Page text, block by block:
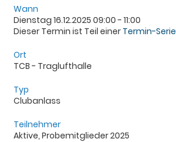
Wann
Dienstag 16.12.2025 09:00 - 11:00
Dieser Termin ist Teil einer Termin-Serie
Ort
TCB - Traglufthalle
Typ
Clubanlass
Teilnehmer
Aktive, Probemitglieder 2025